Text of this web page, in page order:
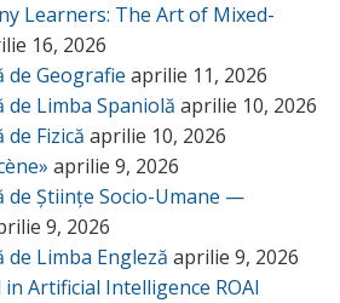
Learners: The Art of Mixed-
16, 2026
de Geografie aprilie 11, 2026
Limba Spaniolă aprilie 10, 2026
Fizică aprilie 10, 2026
aprilie 9, 2026
de Științe Socio-Umane —
9, 2026
Limba Engleză aprilie 9, 2026
Artificial Intelligence ROAI